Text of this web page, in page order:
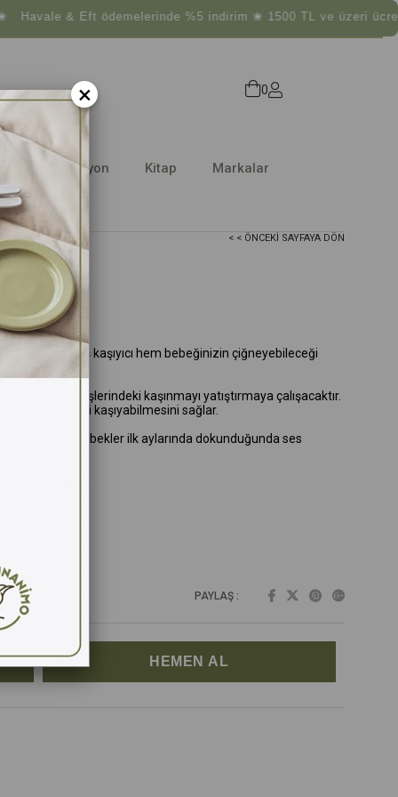
& Eft ödemelerinde %5 indirim ❀ 1500 TL ve üzeri ücretsiz
0
Dekorasyon Kitap Markalar
< < ÖNCEKI SAYFAYA DÖN
hışırtılı diş kaşıyıcı hem bebeğinizin çiğneyebileceği
ısırarak dişlerindeki kaşınmayı yatıştırmaya çalışacaktır.
dişlerini kaşıyabilmesini sağlar.
destekler. Bebekler ilk aylarında dokunduğunda ses
PAYLAŞ :
×